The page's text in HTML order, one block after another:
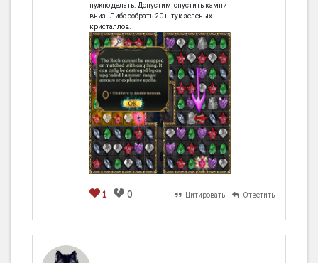
нужно делать. Допустим, спустить камни
вниз. Либо собрать 20 штук зеленых
кристаллов.
1 0 Цитировать Ответить